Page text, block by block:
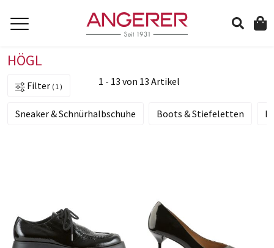
HÖGL
Filter 1 1 - 13 von 13 Artikel
Sneaker & Schnürhalbschuhe Boots & Stiefeletten